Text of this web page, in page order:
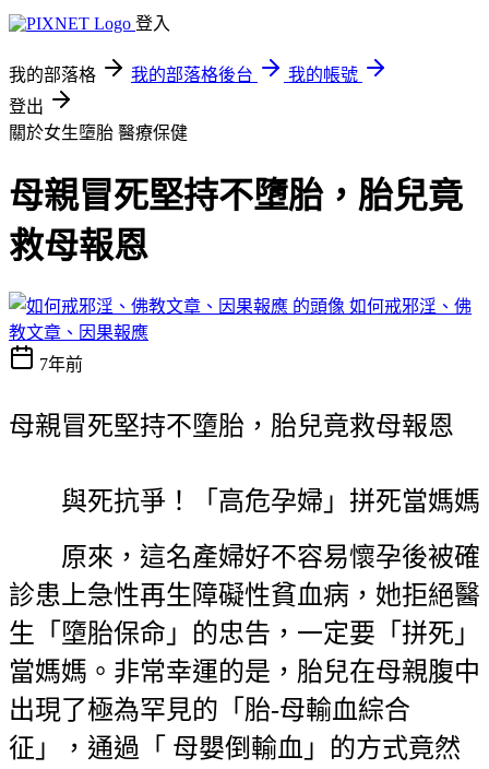
登入
我的部落格 我的部落格後台
我的帳號
登出
關於女生墮胎 醫療保健
母親冒死堅持不墮胎，胎兒竟
救母報恩
如何戒邪淫、佛
教文章、因果報應
7年前
母親冒死堅持不墮胎，胎兒竟救母報恩
與死抗爭！「高危孕婦」拼死當媽媽
原來，這名產婦好不容易懷孕後被確
診患上急性再生障礙性貧血病，她拒絕醫
生「墮胎保命」的忠告，一定要「拼死」
當媽媽。非常幸運的是，胎兒在母親腹中
出現了極為罕見的「胎-母輸血綜合
征」，通過「 母嬰倒輸血」的方式竟然